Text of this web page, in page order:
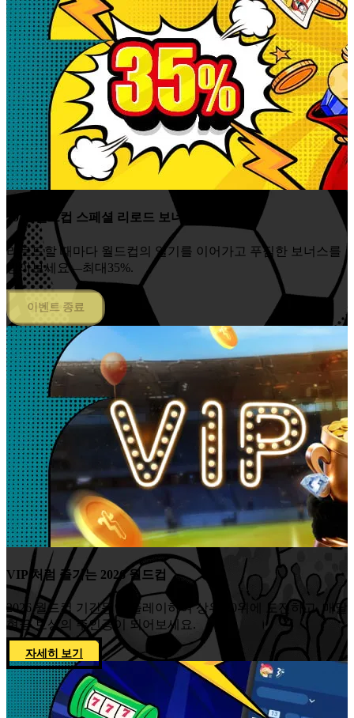
2026 월드컵 스페셜 리로드 보너스
리로드할 때마다 월드컵의 열기를 이어가고 푸짐한 보너스를
받아보세요—최대35%.
이벤트 종료
VIP 처럼 즐기는 2026 월드컵
2026 월드컵 기간동안 플레이하여 상위 20위에 도전하고, 매달
현금 보상의 주인공이 되어보세요.
자세히 보기